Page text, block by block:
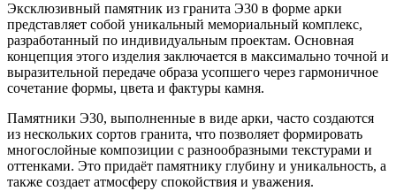
Эксклюзивный памятник из гранита Э30 в форме арки
представляет собой уникальный мемориальный комплекс,
разработанный по индивидуальным проектам. Основная
концепция этого изделия заключается в максимально точной и
выразительной передаче образа усопшего через гармоничное
сочетание формы, цвета и фактуры камня.
Памятники Э30, выполненные в виде арки, часто создаются
из нескольких сортов гранита, что позволяет формировать
многослойные композиции с разнообразными текстурами и
оттенками. Это придаёт памятнику глубину и уникальность, а
также создает атмосферу спокойствия и уважения.